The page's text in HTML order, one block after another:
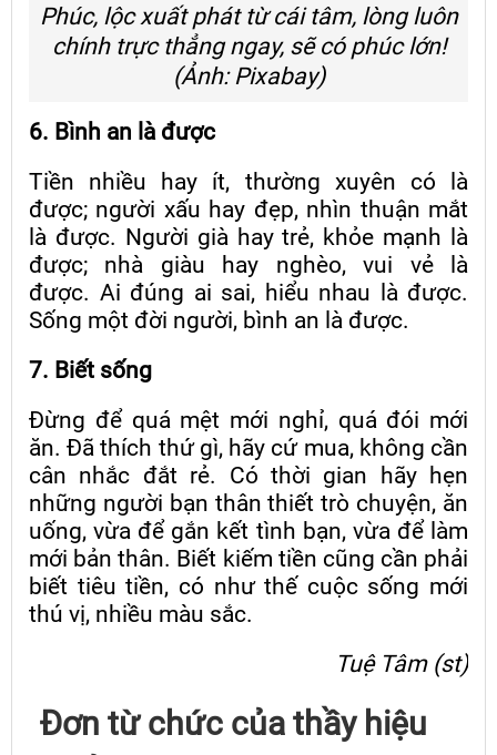
Phúc, lộc xuất phát từ cái tâm, lòng luôn
chính trực thẳng ngay, sẽ có phúc lớn!
(Ảnh: Pixabay)
6. Bình an là được
Tiền nhiều hay ít, thường xuyên có là
được; người xấu hay đẹp, nhìn thuận mắt
là được. Người già hay trẻ, khỏe mạnh là
được; nhà giàu hay nghèo, vui vẻ là
được. Ai đúng ai sai, hiểu nhau là được.
Sống một đời người, bình an là được.
7. Biết sống
Đừng để quá mệt mới nghỉ, quá đói mới
ăn. Đã thích thứ gì, hãy cứ mua, không cần
cân nhắc đắt rẻ. Có thời gian hãy hẹn
những người bạn thân thiết trò chuyện, ăn
uống, vừa để gắn kết tình bạn, vừa để làm
mới bản thân. Biết kiếm tiền cũng cần phải
biết tiêu tiền, có như thế cuộc sống mới
thú vị, nhiều màu sắc.
Tuệ Tâm (st)
Đơn từ chức của thầy hiệu